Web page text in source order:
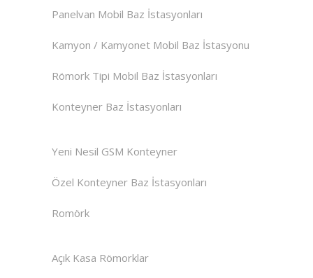
Panelvan Mobil Baz İstasyonları
Kamyon / Kamyonet Mobil Baz İstasyonu
Römork Tipi Mobil Baz İstasyonları
Konteyner Baz İstasyonları
Yeni Nesil GSM Konteyner
Özel Konteyner Baz İstasyonları
Romörk
Açık Kasa Römorklar